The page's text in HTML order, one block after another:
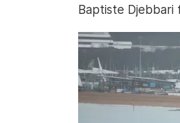
Baptiste Djebbari